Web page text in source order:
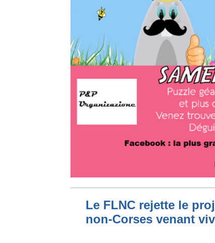
Le FLNC rejette le
non-Corses venant